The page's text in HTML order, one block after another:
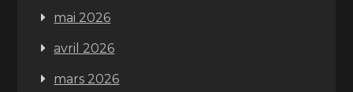
mai 2026
avril 2026
mars 2026